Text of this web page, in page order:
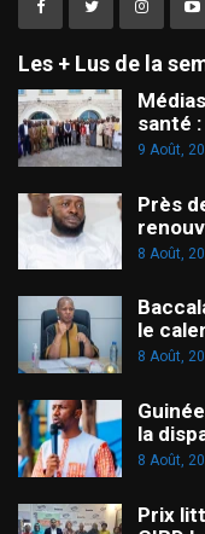
Les + Lus de la
santé
9 Août,
Près
8 Août,
le
8 Août,
la
8 Août,
Prix